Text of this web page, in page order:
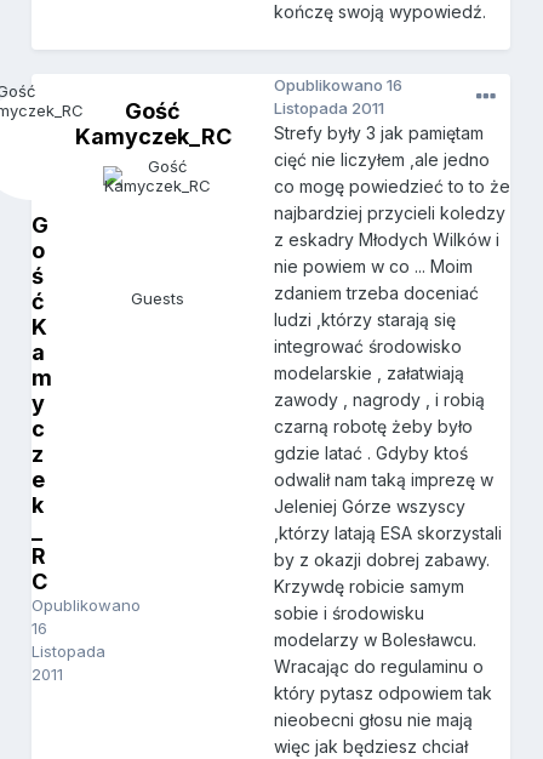
kończę swoją wypowiedź.
G
o
ś
ć
K
a
m
y
c
z
e
k
R
C
Opublikowano
16
Listopada
2011
Gość
Kamyczek_RC
Guests
Opublikowano16
Listopada 2011
Strefy były 3 jak pamiętam
cięć nie liczyłem ,ale jedno
co mogę powiedzieć to to że
najbardziej przycieli koledzy
z eskadry Młodych Wilków i
nie powiem w co ... Moim
zdaniem trzeba doceniać
ludzi ,którzy starają się
integrować środowisko
modelarskie , załatwiają
zawody , nagrody , i robią
czarną robotę żeby było
gdzie latać . Gdyby ktoś
odwalił nam taką imprezę w
Jeleniej Górze wszyscy
,którzy latają ESA skorzystali
by z okazji dobrej zabawy.
Krzywdę robicie samym
sobie i środowisku
modelarzy w Bolesławcu.
Wracając do regulaminu o
który pytasz odpowiem tak
nieobecni głosu nie mają
więc jak będziesz chciał